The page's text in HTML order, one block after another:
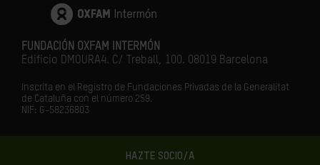
HAZTE SOCIO/A
FUNDACIÓN OXFAM INTERMÓN
Edificio DMOURA4. C/ Treball, 100. 08019 Barcelona
Inscrita en el Registro de Fundaciones Privadas de la Generalitat
de Cataluña con el número 259.
NIF: G-58236803
LA IGUALDAD ES EL FUTURO